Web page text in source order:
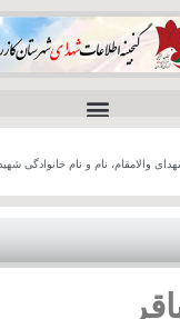
والامقام، نام و نام خانوادگی شهید